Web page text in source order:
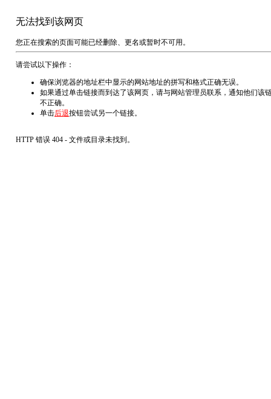
无法找到该网页
您正在搜索的页面可能已经删除、更名或暂时不可用。
请尝试以下操作：
确保浏览器的地址栏中显示的网站地址的拼写和格式正确无误。
如果通过单击链接而到达了该网页，请与网站管理员联系，通知他们该
不正确。
单击后退按钮尝试另一个链接。
HTTP 错误 404 - 文件或目录未找到。